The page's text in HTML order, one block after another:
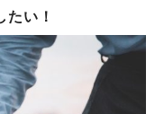
い！